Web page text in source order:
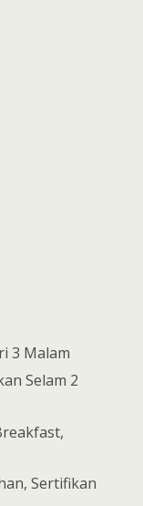
3 Malam
Selam 2
Sertifikan